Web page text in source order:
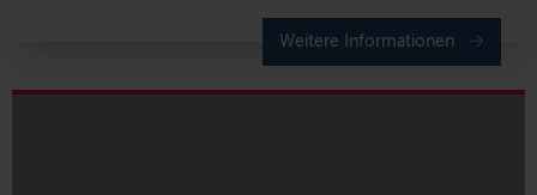
Weitere Informationen